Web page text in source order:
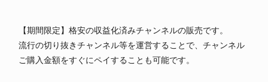
【期間限定】格安の収益化済みチャンネルの販売です。
流行の切り抜きチャンネル等を運営することで、チャンネル
ご購入金額をすぐにペイすることも可能です。